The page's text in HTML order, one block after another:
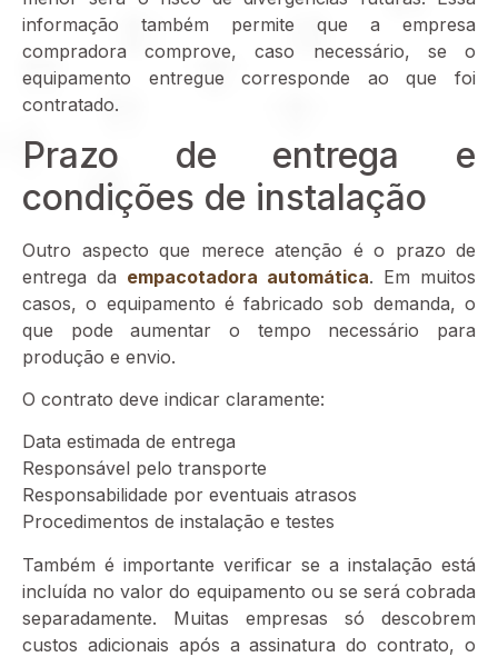
informação também permite que a empresa
compradora comprove, caso necessário, se o
equipamento entregue corresponde ao que foi
contratado.
Prazo de entrega e
condições de instalação
Outro aspecto que merece atenção é o prazo de
entrega da empacotadora automática. Em muitos
casos, o equipamento é fabricado sob demanda, o
que pode aumentar o tempo necessário para
produção e envio.
O contrato deve indicar claramente:
Data estimada de entrega
Responsável pelo transporte
Responsabilidade por eventuais atrasos
Procedimentos de instalação e testes
Também é importante verificar se a instalação está
incluída no valor do equipamento ou se será cobrada
separadamente. Muitas empresas só descobrem
custos adicionais após a assinatura do contrato, o